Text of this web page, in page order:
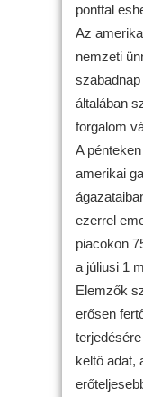
ponttal
Az
nemzeti
általában
forgalom
A
amerikai
ezerrel
piacokon
a júliusi 1
Elemzők
erősen
keltő adat,